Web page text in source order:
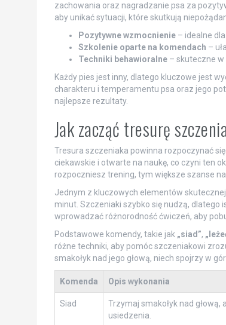
zachowania oraz nagradzanie psa za
aby unikać sytuacji, które skutkują
Pozytywne wzmocnienie– idealne
Szkolenie oparte na komendach –
Techniki behawioralne– skuteczne w
Każdy pies jest inny, dlatego kluczowe jest
charakteru i temperamentu psa oraz jego
najlepsze rezultaty.
Jak zacząć tresurę
Tresura szczeniaka powinna rozpoczynać
ciekawskie i otwarte na naukę, co czyni ten
rozpoczniesz trening, tym większe szanse
Jednym z kluczowych elementów
minut. Szczeniaki szybko się nudzą, dlatego
wprowadzać różnorodność ćwiczeń, aby
Podstawowe komendy, takie jak „siad”,
różne techniki, aby pomóc szczeniakowi
smakołyk nad jego głową, niech spojrzy w
Komenda Opis wykonania
Siad
Trzymaj smakołyk nad
usiedzenia.